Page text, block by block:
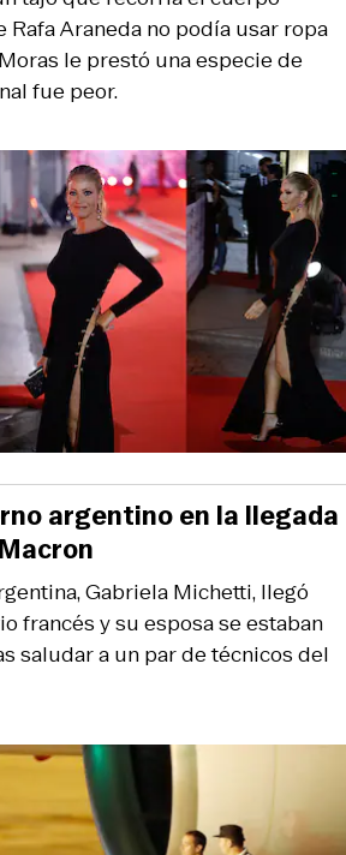
Rafa Araneda no podía usar ropa
le prestó una especie de
fue peor.
Gabriela Michetti, llegó
francés y su esposa se estaban
saludar a un par de técnicos del
argentino en la llegada